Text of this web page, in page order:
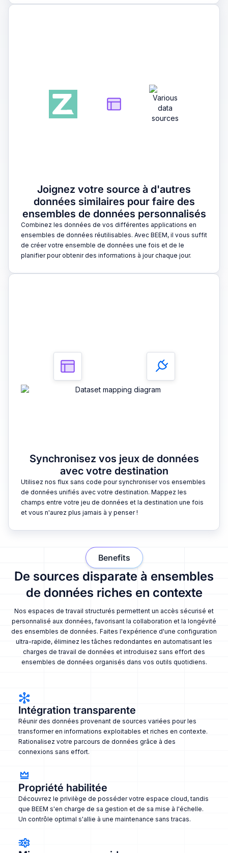
Joignez votre source à d'autres
données similaires pour faire des
ensembles de données personnalisés
Combinez les données de vos différentes applications en
ensembles de données réutilisables. Avec BEEM, il vous suffit
de créer votre ensemble de données une fois et de le
planifier pour obtenir des informations à jour chaque jour.
Synchronisez vos jeux de données
avec votre destination
Utilisez nos flux sans code pour synchroniser vos ensembles
de données unifiés avec votre destination. Mappez les
champs entre votre jeu de données et la destination une fois
et vous n'aurez plus jamais à y penser !
De sources disparate à ensembles
de données riches en contexte
Nos espaces de travail structurés permettent un accès sécurisé et
personnalisé aux données, favorisant la collaboration et la longévité
des ensembles de données. Faites l'expérience d'une configuration
ultra-rapide, éliminez les tâches redondantes en automatisant les
charges de travail de données et introduisez sans effort des
ensembles de données organisés dans vos outils quotidiens.
Benefits
Intégration transparente
Réunir des données provenant de sources variées pour les
transformer en informations exploitables et riches en contexte.
Rationalisez votre parcours de données grâce à des
connexions sans effort.
Propriété habilitée
Découvrez le privilège de posséder votre espace cloud, tandis
que BEEM s'en charge de sa gestion et de sa mise à l'échelle.
Un contrôle optimal s'allie à une maintenance sans tracas.